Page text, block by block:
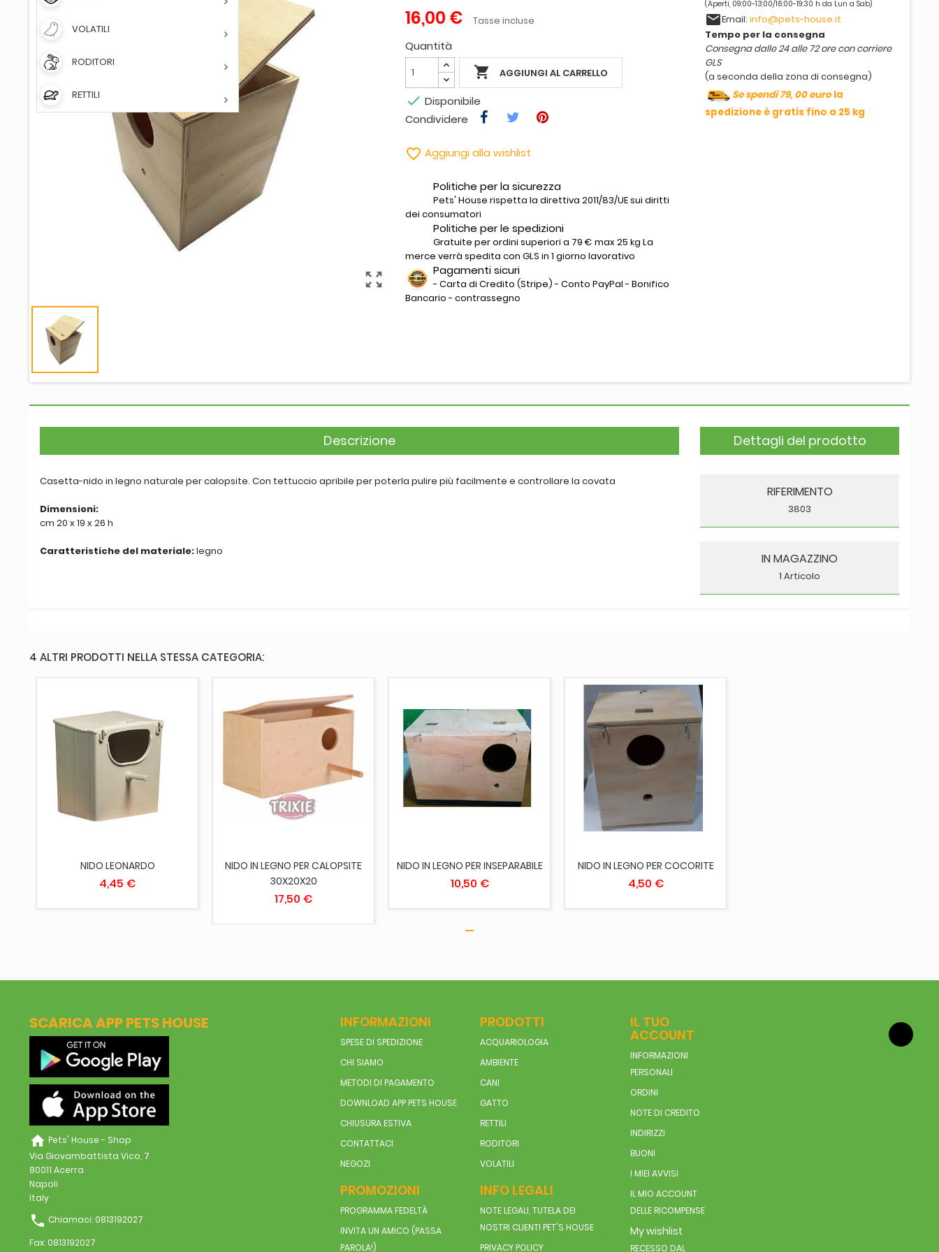
VOLATILI
RODITORI
RETTILI
zoom_out_map
16,00 € Tasse incluse
Quantità
 AGGIUNGI AL CARRELLO
 Disponibile
Condividere
 Aggiungi alla wishlist
Politiche per la sicurezza
Pets' House rispetta la direttiva 2011/83/UE sui diritti
dei consumatori
Politiche per le spedizioni
Gratuite per ordini superiori a 79 € max 25 kg La
merce verrà spedita con GLS in 1 giorno lavorativo
Pagamenti sicuri
- Carta di Credito (Stripe) - Conto PayPal - Bonifico
Bancario - contrassegno
(Aperti, 09:00-13:00/16:00-19:30 h da Lun a Sab)
emailEmail:info@pets-house.it
Tempo per la consegna
Consegna dalle 24 alle 72 ore con corriere
GLS
(a seconda della zona di consegna)
Se spendi 79, 00 eurola
spedizione è gratis fino a 25 kg
Descrizione
Casetta-nido in legno naturale per calopsite. Con tettuccio apribile per poterla pulire più facilmente e controllare la covata
Dimensioni:
cm 20 x 19 x 26 h
Caratteristiche del materiale:legno
Dettagli del prodotto
RIFERIMENTO
3803
IN MAGAZZINO
1 Articolo
4 ALTRI PRODOTTI NELLA STESSA CATEGORIA:
AGGIUNGI AL CARRELLO
NIDO LEONARDO
4,45 €
ESAURITO
NIDO IN LEGNO PER CALOPSITE
30X20X20
17,50 €
AGGIUNGI AL CARRELLO
NIDO IN LEGNO PER INSEPARABILE
10,50 €
NIDO IN LEGNO PER COCORITE
4,50 €
SCARICA APP PETS HOUSE
home Pets' House - Shop
Via Giovambattista Vico, 7
80011 Acerra
Napoli
Italy
phone Chiamaci: 0813192027
Fax: 0813192027
INFORMAZIONI
SPESE DI SPEDIZIONE
CHI SIAMO
METODI DI PAGAMENTO
DOWNLOAD APP PETS HOUSE
CHIUSURA ESTIVA
CONTATTACI
NEGOZI
PRODOTTI
ACQUARIOLOGIA
AMBIENTE
CANI
GATTO
RETTILI
RODITORI
VOLATILI
PROMOZIONI
PROGRAMMA FEDELTÀ
INVITA UN AMICO (PASSA
PAROLA!)
INFO LEGALI
NOTE LEGALI, TUTELA DEI
NOSTRI CLIENTI PET'S HOUSE
PRIVACY POLICY
IL TUO
ACCOUNT
INFORMAZIONI
PERSONALI
ORDINI
NOTE DI CREDITO
INDIRIZZI
BUONI
I MIEI AVVISI
IL MIO ACCOUNT
DELLE RICOMPENSE
My wishlist
RECESSO DAL